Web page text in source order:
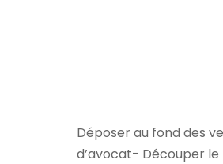
Déposer au fond des
d’avocat- Découper